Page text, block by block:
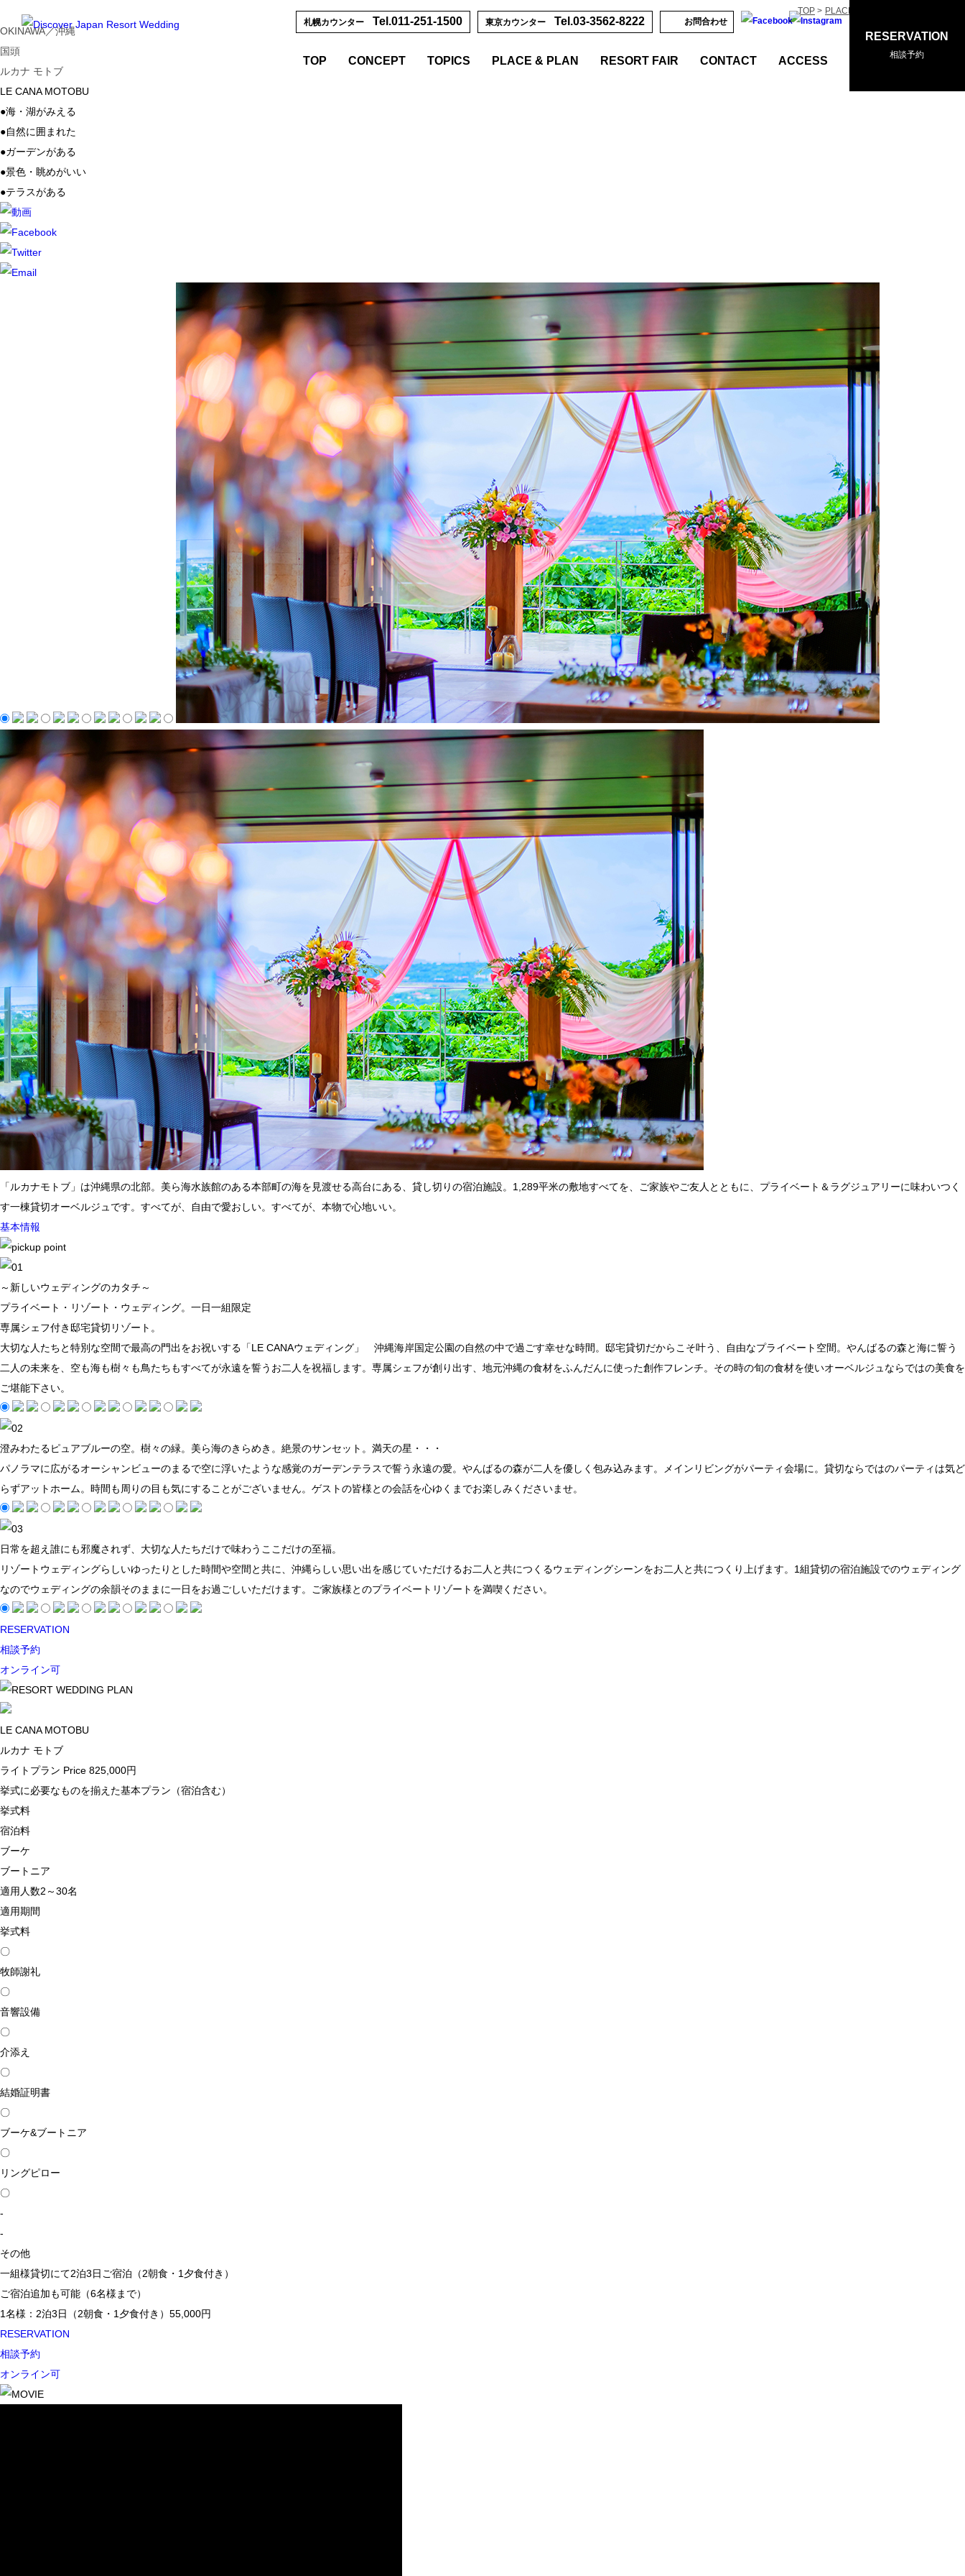
RESERVATION
相談予約
札幌カウンター Tel.011-251-1500 東京カウンター Tel.03-3562-8222 お問合わせ
TOP CONCEPT TOPICS PLACE & PLAN RESORT FAIR CONTACT ACCESS
TOP PLACE & PLAN
OKINAWA／沖縄
国頭
ルカナ モトブ
LE CANA MOTOBU
●海・湖がみえる
●自然に囲まれた
●ガーデンがある
●景色・眺めがいい
●テラスがある
「ルカナモトブ」は沖縄県の北部。美ら海水族館のある本部町の海を見渡せる高台にある、貸し切りの宿泊施設。1,289平米の敷地すべてを、ご家族やご友人とともに、プライベート＆ラグジュアリーに味わいつく
す一棟貸切オーベルジュです。すべてが、自由で愛おしい。すべてが、本物で心地いい。
基本情報
～新しいウェディングのカタチ～
プライベート・リゾート・ウェディング。一日一組限定
専属シェフ付き邸宅貸切リゾート。
大切な人たちと特別な空間で最高の門出をお祝いする「LE CANAウェディング」 沖縄海岸国定公園の自然の中で過ごす幸せな時間。邸宅貸切だからこそ叶う、自由なプライベート空間。やんばるの森と海に誓う
二人の未来を、空も海も樹々も鳥たちもすべてが永遠を誓うお二人を祝福します。専属シェフが創り出す、地元沖縄の食材をふんだんに使った創作フレンチ。その時の旬の食材を使いオーベルジュならではの美食を
ご堪能下さい。
澄みわたるピュアブルーの空。樹々の緑。美ら海のきらめき。絶景のサンセット。満天の星・・・
パノラマに広がるオーシャンビューのまるで空に浮いたような感覚のガーデンテラスで誓う永遠の愛。やんばるの森が二人を優しく包み込みます。メインリビングがパーティ会場に。貸切ならではのパーティは気ど
らずアットホーム。時間も周りの目も気にすることがございません。ゲストの皆様との会話を心ゆくまでお楽しみくださいませ。
日常を超え誰にも邪魔されず、大切な人たちだけで味わうここだけの至福。
リゾートウェディングらしいゆったりとした時間や空間と共に、沖縄らしい思い出を感じていただけるお二人と共につくるウェディングシーンをお二人と共につくり上げます。1組貸切の宿泊施設でのウェディング
なのでウェディングの余韻そのままに一日をお過ごしいただけます。ご家族様とのプライベートリゾートを満喫ください。
RESERVATION
相談予約
オンライン可
LE CANA MOTOBU
ルカナ モトブ
ライトプラン Price 825,000円
挙式に必要なものを揃えた基本プラン（宿泊含む）
挙式料
宿泊料
ブーケ
ブートニア
適用人数2～30名
適用期間
挙式料
〇
牧師謝礼
〇
音響設備
〇
介添え
〇
結婚証明書
〇
ブーケ&ブートニア
〇
リングピロー
〇
-
-
その他
一組様貸切にて2泊3日ご宿泊（2朝食・1夕食付き）
ご宿泊追加も可能（6名様まで）
1名様：2泊3日（2朝食・1夕食付き）55,000円
RESERVATION
相談予約
オンライン可